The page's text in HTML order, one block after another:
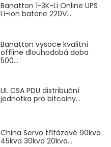
Banatton 1~3K-Li Online UPS
Li-ion baterie 220V...
Banatton vysoce kvalitní
offline dlouhodobá doba
500...
UL CSA PDU distribuční
jednotka pro bitcoiny...
China Servo třífázové 90kva
45kva 30kva 20kva...